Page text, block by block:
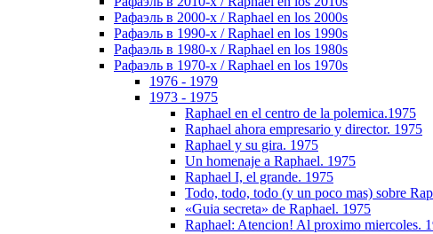
Рафаэль в 2000-х / Raphael en los 2000s
Рафаэль в 1990-х / Raphael en los 1990s
Рафаэль в 1980-х / Raphael en los 1980s
Рафаэль в 1970-х / Raphael en los 1970s
1976 - 1979
1973 - 1975
Raphael en el centro de la polemica.1975
Raphael ahora empresario y director. 1975
Raphael y su gira. 1975
Un homenaje a Raphael. 1975
Raphael I, el grande. 1975
Todo, todo, todo (y un poco mas) sobre
«Guia secreta» de Raphael. 1975
Raphael: Atencion! Al proximo miercoles.